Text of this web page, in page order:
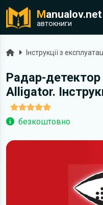
Manualov.net
автокниги
ГоловнаІнструкції з
Радар-детектор
Alligator.
безкоштовно